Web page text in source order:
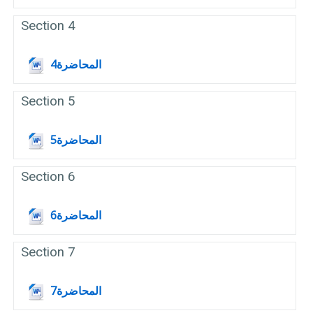
Section 4
المحاضرة4
Fichier
Section 5
المحاضرة5
Fichier
Section 6
المحاضرة6
Fichier
Section 7
المحاضرة7
Fichier